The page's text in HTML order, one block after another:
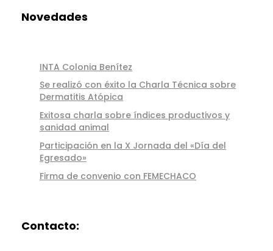
Novedades
INTA Colonia Benítez
Se realizó con éxito la Charla Técnica sobre
Dermatitis Atópica
Exitosa charla sobre índices productivos y
sanidad animal
Participación en la X Jornada del «Día del
Egresado»
Firma de convenio con FEMECHACO
Contacto: